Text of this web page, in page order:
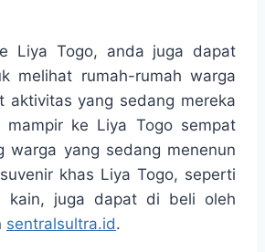
Liya Togo, anda juga dapat
melihat rumah-rumah warga
aktivitas yang sedang mereka
mampir ke Liya Togo sempat
warga yang sedang menenun
khas Liya Togo, seperti
kain, juga dapat di beli oleh
sentralsultra.id.